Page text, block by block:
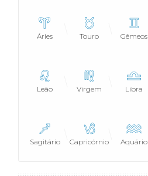
Áries Touro Gêmeos
Leão Virgem Libra
Sagitário Capricórnio Aquário